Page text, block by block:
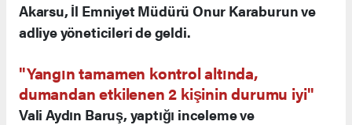
Akarsu, İl Emniyet Müdürü Onur Karaburun ve
adliye yöneticileri de geldi.
"Yangın tamamen kontrol altında,
dumandan etkilenen 2 kişinin durumu iyi"
Vali Aydın Baruş, yaptığı inceleme ve